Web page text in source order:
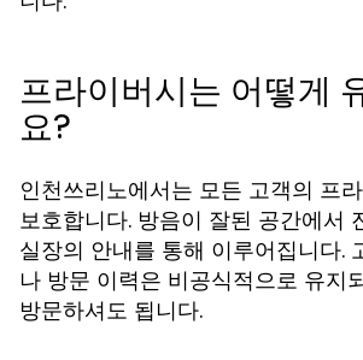
프라이버시는 어떻게
요?
인천쓰리노에서는 모든 고객의 프
보호합니다. 방음이 잘된 공간에서
실장의 안내를 통해 이루어집니다.
나 방문 이력은 비공식적으로 유지
방문하셔도 됩니다.